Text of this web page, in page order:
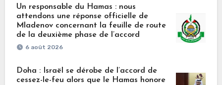
Un responsable du Hamas : nous
attendons une réponse officielle de
Mladenov concernant la feuille de route
de la deuxième phase de l’accord
6 août 2026
Doha : Israël se dérobe de l’accord de
cessez-le-feu alors que le Hamas honore